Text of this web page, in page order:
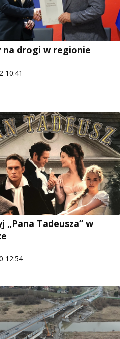
na drogi w regionie
10:41
„Pana Tadeusza” w
12:54